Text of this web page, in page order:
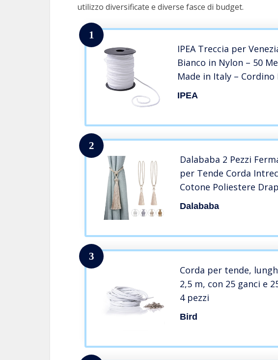
utilizzo diversificate e diverse fasce di budget.
1
IPEA Treccia per
Bianco in Nylon – 50
Made in Italy – Cordino
Corda per Tende a
IPEA
2
Dalababa 2 Pezzi
per Tende Corda
Cotone Poliestere
Tieback Clip con
Dalababa
3
Corda per tende,
2,5 m, con 25 ganci e
4 pezzi
Bird